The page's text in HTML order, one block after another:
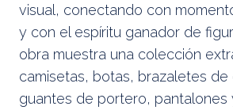
visual, conectando con
y con el espíritu ganador de
obra muestra una colección
camisetas, botas, brazaletes de
guantes de portero, pantalones